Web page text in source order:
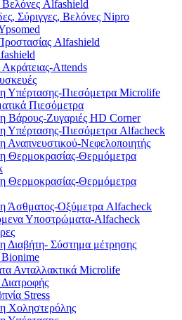
Βελόνες Alfashield
Σύριγγες, Βελόνες Nipro
Alfashield
Attends
Υπέρτασης-Πιεσόμετρα Microlife
Πιεσόμετρα
Βάρους-Ζυγαριές HD Corner
Υπέρτασης-Πιεσόμετρα Alfacheck
Αναπνευστικού-Νεφελοποιητής
Θερμοκρασίας-Θερμόμετρα
Θερμοκρασίας-Θερμόμετρα
Άσθματος-Οξύμετρα Alfacheck
Υποστρώματα-Alfacheck
Διαβήτη- Σύστημα μέτρησης
Bionime
Ανταλλακτικά Microlife
Stress
Χοληστερόλης